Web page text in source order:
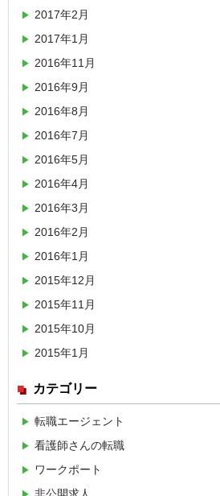
2017年2月
2017年1月
2016年11月
2016年9月
2016年8月
2016年7月
2016年5月
2016年4月
2016年3月
2016年2月
2016年1月
2015年12月
2015年11月
2015年10月
2015年1月
カテゴリー
転職エージェント
看護師さんの転職
ワークポート